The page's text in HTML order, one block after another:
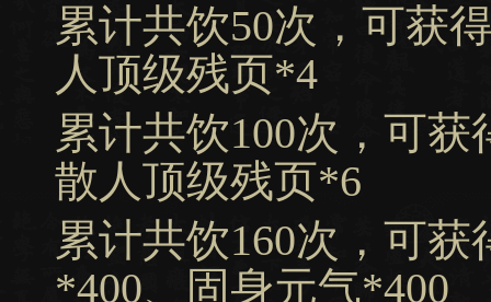
累计共饮50次，可获
人顶级残页*4
累计共饮100次，可
散人顶级残页*6
累计共饮160次，可
*400、固身元气*400